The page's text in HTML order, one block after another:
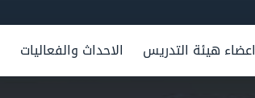
اعضاء هيئة التدريس الاحداث والفعاليات